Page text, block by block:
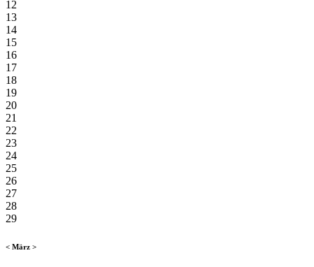
12
13
14
15
16
17
18
19
20
21
22
23
24
25
26
27
28
29
< März >